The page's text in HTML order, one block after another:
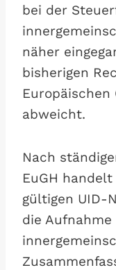
bei der
näher
bisherigen
Europäischen
abweicht.
Nach
EuGH
gültigen UID-
die Aufnahme